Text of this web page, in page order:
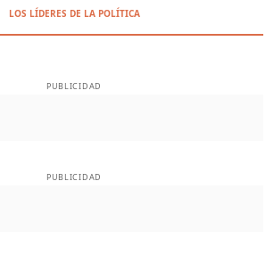
LOS LÍDERES DE LA POLÍTICA
PUBLICIDAD
PUBLICIDAD